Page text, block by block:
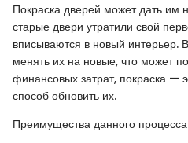
Покраска дверей может дать им
старые двери утратили свой
вписываются в новый интерьер.
менять их на новые, что может
финансовых затрат, покраска —
способ обновить их.
Преимущества данного